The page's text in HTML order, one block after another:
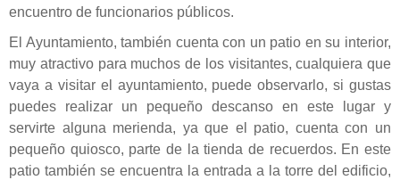
encuentro de funcionarios públicos.
El Ayuntamiento, también cuenta con un patio en su interior,
muy atractivo para muchos de los visitantes, cualquiera que
vaya a visitar el ayuntamiento, puede observarlo, si gustas
puedes realizar un pequeño descanso en este lugar y
servirte alguna merienda, ya que el patio, cuenta con un
pequeño quiosco, parte de la tienda de recuerdos. En este
patio también se encuentra la entrada a la torre del edificio,